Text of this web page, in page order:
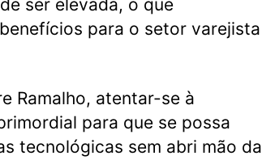
ser elevada, o que
para o setor varejista
Ramalho, atentar-se à
para que se possa
tecnológicas sem abri mão da